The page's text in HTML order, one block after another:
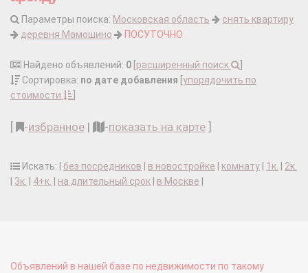
Параметры поиска: Московская область
снять квартиру
деревня Мамошино
ПОСУТОЧНО
Найдено объявлений: 0 расширенный поиск
Сортировка: по дате добавления упорядочить по
стоимости
-избранное | -показать на карте
Искать: | без посредников в новостройке комнату 1к.
2к.
3к. 4+к. на длительный срок в Москве
Объявлений в нашей базе по недвижимости по такому